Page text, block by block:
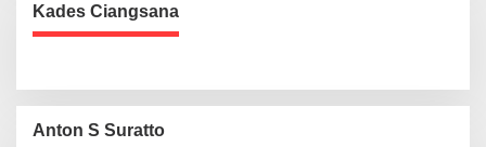
Kades Ciangsana
Anton S Suratto